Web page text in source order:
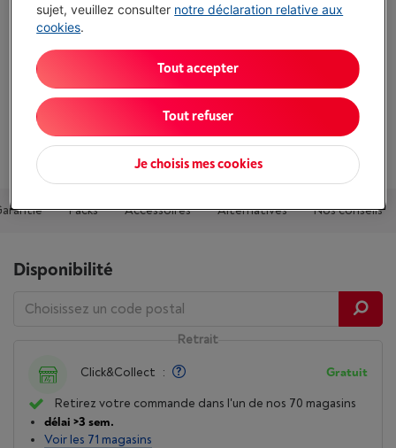
Chargeur vendu séparément
Existe également dans d'autres couleurs
Packs Accessoires Alternatives Nos conseils
Disponibilité
Retrait
Click&Collect : Gratuit
Retirez votre commande dans l'un de nos 70 magasins
délai >3 sem.
Voir les 71 magasins
sujet, veuillez consulter notre déclaration relative aux
cookies.
Je choisis mes cookies
Tout refuser
Tout accepter